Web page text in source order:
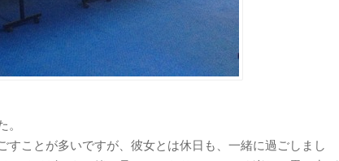
。
すことが多いですが、彼女とは休日も、一緒に過ごしまし